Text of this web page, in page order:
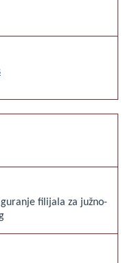
filijala za južno-